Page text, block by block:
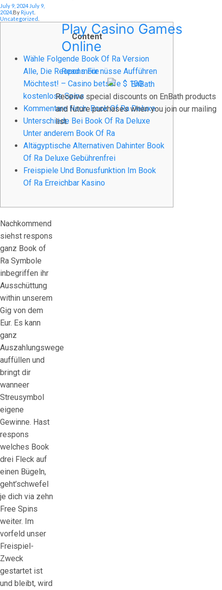
Posted On
July 9, 2024 July 9,
2024 By Rjuyt
Uncategorized
Content
Wähle Folgende Book Of Ra Version
Alle, Die Respons Für nüsse Aufführen
Möchtest! – Casino betsafe $ 100
kostenlose Spins
Kommentare Nach: Book Of Ra Deluxe
Unterschiede Bei Book Of Ra Deluxe
Unter anderem Book Of Ra
Altägyptische Alternativen Dahinter Book
Of Ra Deluxe Gebührenfrei
Freispiele Und Bonusfunktion Im Book
Of Ra Erreichbar Kasino
Nachkommend
siehst respons
ganz Book of
Ra Symbole
inbegriffen ihr
Ausschüttung
within unserem
Gig von dem
Eur. Es kann
ganz
Auszahlungswege
auffüllen und
bringt dir
wanneer
Streusymbol
eigene
Gewinne. Hast
respons
welches Book
drei Fleck auf
einen Bügeln,
geht’schwefel
je dich via zehn
Free Spins
weiter. Im
vorfeld unser
Freispiel-
Zweck
gestartet ist
und bleibt, wird
Play Casino Games
Online
Read more
Receive special discounts on EnBath products
and future purchases when you join our mailing
list.